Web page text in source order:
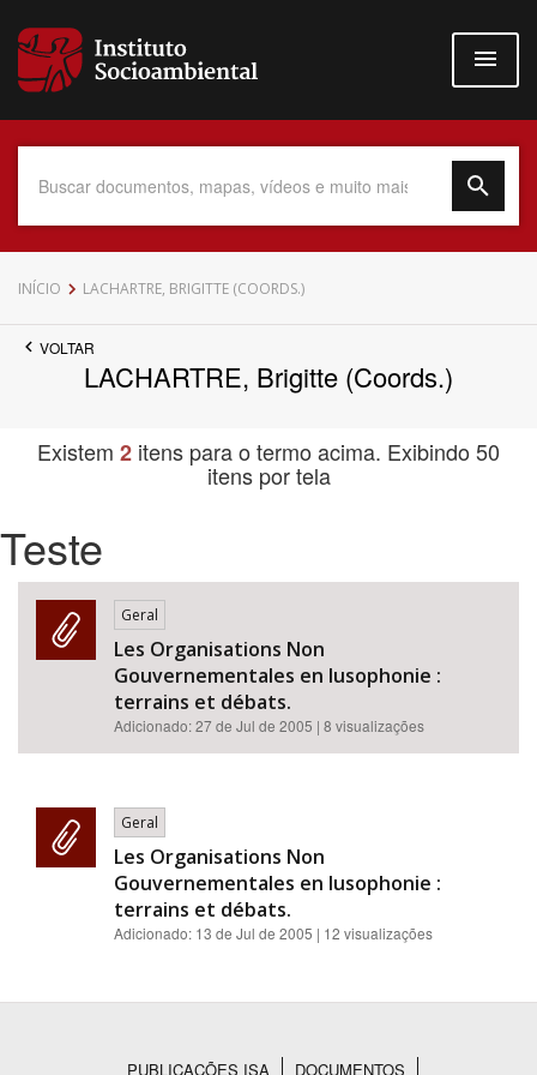
para
conteúdo
Data do Documento
Tema
Área Protegida
BUSCAR
INÍCIO LACHARTRE, BRIGITTE (COORDS.)
VOLTAR
LACHARTRE, Brigitte (Coords.)
Existem 2 itens para o termo acima. Exibindo 50
itens por tela
Teste
Geral
Les Organisations Non
Gouvernementales en lusophonie :
terrains et débats.
Adicionado:27 de Jul de 2005 | 8 visualizações
Geral
Les Organisations Non
Gouvernementales en lusophonie :
terrains et débats.
Adicionado: 13 de Jul de 2005 | 12 visualizações
PUBLICAÇÕES ISA DOCUMENTOS